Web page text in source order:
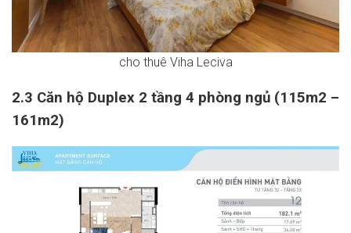
cho thuê Viha Leciva
2.3 Căn hộ Duplex 2 tầng 4 phòng ngủ (115m2 –
161m2)